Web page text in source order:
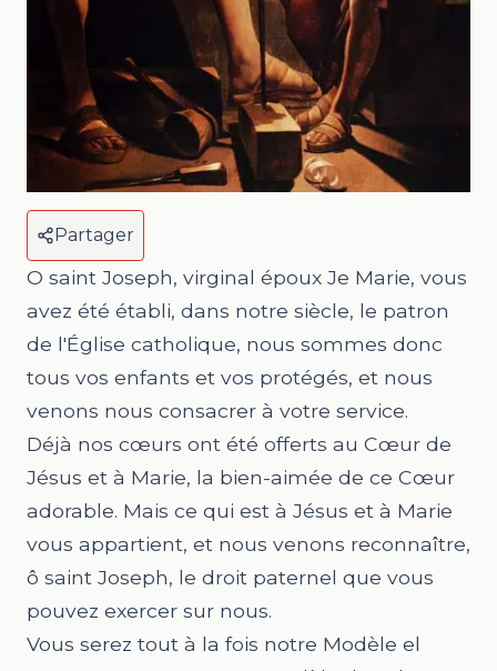
Partager
O saint Joseph, virginal époux Je Marie, vous
avez été établi, dans notre siècle, le patron
de l'Église catholique, nous sommes donc
tous vos enfants et vos protégés, et nous
venons nous consacrer à votre service.
Déjà nos cœurs ont été offerts au Cœur de
Jésus et à Marie, la bien-aimée de ce Cœur
adorable. Mais ce qui est à Jésus et à Marie
vous appartient, et nous venons reconnaître,
ô saint Joseph, le droit paternel que vous
pouvez exercer sur nous.
Vous serez tout à la fois notre Modèle el